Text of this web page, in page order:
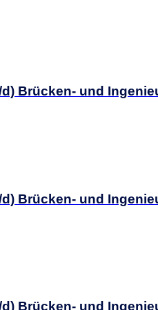
Brücken- und
Brücken- und
Brücken- und